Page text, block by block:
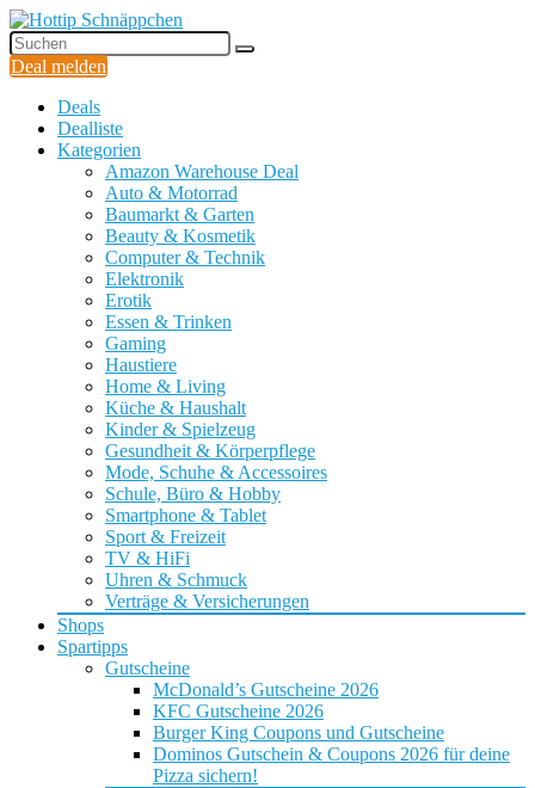
Deal melden
Deals
Dealliste
Kategorien
Amazon Warehouse Deal
Auto & Motorrad
Baumarkt & Garten
Beauty & Kosmetik
Computer & Technik
Elektronik
Erotik
Essen & Trinken
Gaming
Haustiere
Home & Living
Küche & Haushalt
Kinder & Spielzeug
Gesundheit & Körperpflege
Mode, Schuhe & Accessoires
Schule, Büro & Hobby
Smartphone & Tablet
Sport & Freizeit
TV & HiFi
Uhren & Schmuck
Verträge & Versicherungen
Shops
Spartipps
Gutscheine
McDonald’s Gutscheine 2026
KFC Gutscheine 2026
Burger King Coupons und Gutscheine
Dominos Gutschein & Coupons 2026 für deine
Pizza sichern!